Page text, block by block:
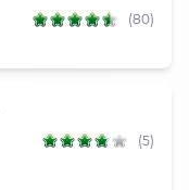
(80)
(5)